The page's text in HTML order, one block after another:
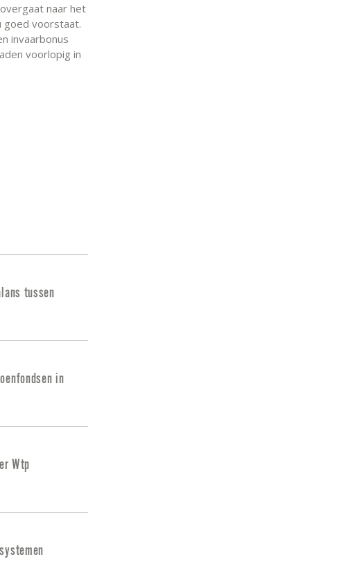
naar het
goed voorstaat.
invaarbonus
voorlopig in
tussen
in
Wtp